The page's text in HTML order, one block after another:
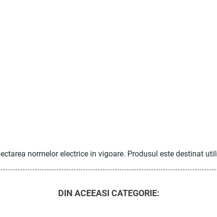
normelor electrice in vigoare. Produsul este destinat
DIN ACEEASI CATEGORIE: